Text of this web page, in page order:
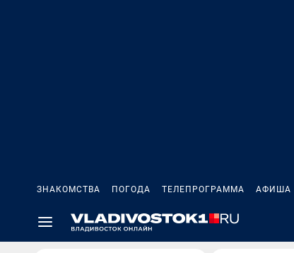
ЗНАКОМСТВА ПОГОДА ТЕЛЕПРОГРАММА АФИША